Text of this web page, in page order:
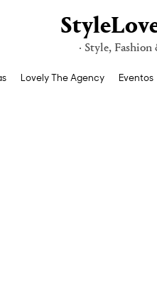
· Style, Fashion
Lovely The Agency Eventos